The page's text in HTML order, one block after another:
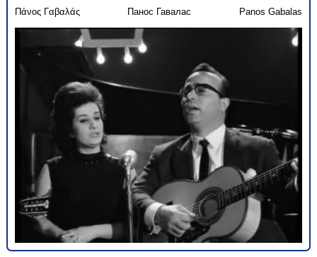
Πάνος Γαβαλάς Панос Гавалас Panos Gabalas